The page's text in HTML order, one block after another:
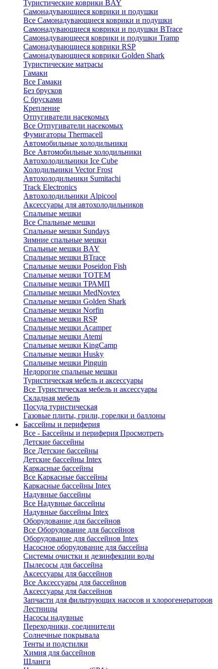
Туристические коврики BAY
Самонадувающиеся коврики и подушки
Все Самонадувающиеся коврики и подушки
Самонадувающиеся коврики и подушки BTrace
Самонадувающееся коврики и подушки Tramp
Самонадувающиеся коврики RSP
Самонадувающиеся коврики Golden Shark
Туристические матрасы
Гамаки
Все Гамаки
Без брусков
С брусками
Крепление
Отпугиватели насекомых
Все Отпугиватели насекомых
Фумигаторы Thermacell
Автомобильные холодильники
Все Автомобильные холодильники
Автохолодильники Ice Cube
Холодильники Vector Frost
Автохолодильники Sumitachi
Track Electronics
Автохолодильники Alpicool
Аксессуары для автохолодильников
Спальные мешки
Все Спальные мешки
Спальные мешки Sundays
Зимние спальные мешки
Спальные мешки BAY
Спальные мешки BTrace
Спальные мешки Poseidon Fish
Спальные мешки ТОТЕМ
Спальные мешки ТРАМП
Cпальные мешки MedNovtex
Спальные мешки Golden Shark
Спальные мешки Norfin
Спальные мешки RSP
Спальные мешки Acamper
Спальные мешки Atemi
Спальные мешки KingCamp
Спальные мешки Husky
Спальные мешки Pinguin
Недорогие спальные мешки
Туристическая мебель и аксессуары
Все Туристическая мебель и аксессуары
Складная мебель
Посуда туристическая
Газовые плиты, грили, горелки и баллоны
Бассейны и периферия
Все - Бассейны и периферия Просмотреть
Детские бассейны
Все Детские бассейны
Детские бассейны Intex
Каркасные бассейны
Все Каркасные бассейны
Каркасные бассейны Intex
Надувные бассейны
Все Надувные бассейны
Надувные бассейны Intex
Оборудование для бассейнов
Все Оборудование для бассейнов
Оборудование для бассейнов Intex
Насосное оборудование для бассейна
Системы очистки и дезинфекции воды
Пылесосы для бассейна
Аксессуары для бассейнов
Все Аксессуары для бассейнов
Аксессуары для бассейнов
Запчасти для фильтрующих насосов и хлорогенераторов
Лестницы
Насосы надувные
Переходники, соединители
Солнечные покрывала
Тенты и подстилки
Химия для бассейнов
Шланги